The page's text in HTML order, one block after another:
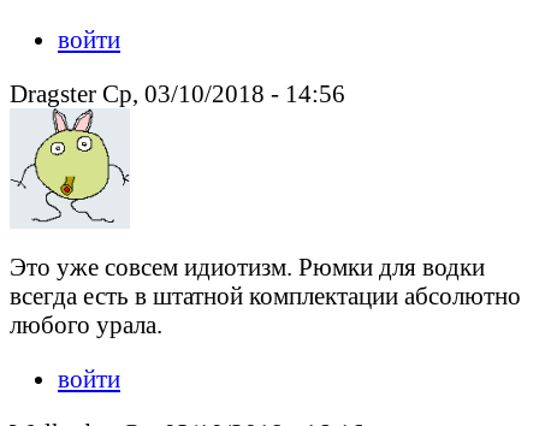
войти
Dragster Ср, 03/10/2018 - 14:56
Это уже совсем идиотизм. Рюмки для водки
всегда есть в штатной комплектации абсолютно
любого урала.
войти